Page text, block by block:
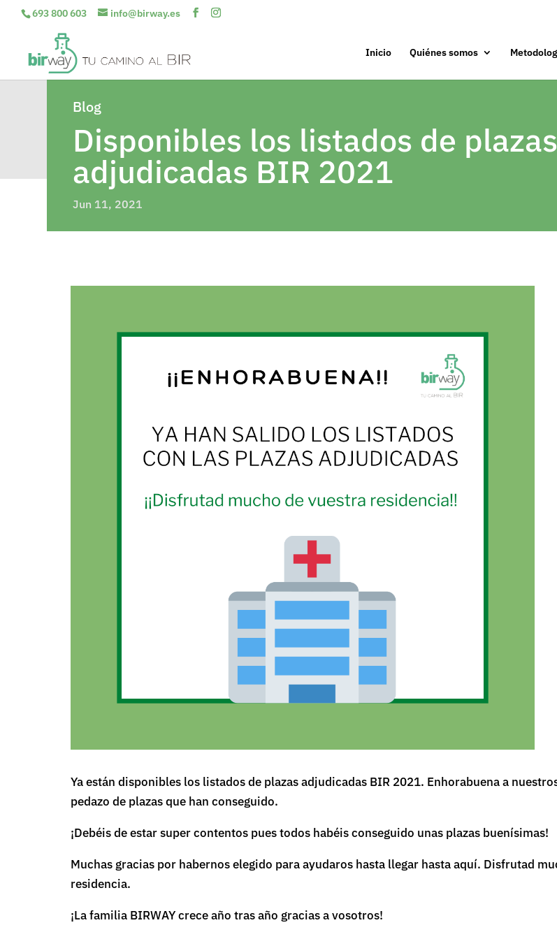
693 800 603 info@birway.es
Inicio Quiénes somos
Blog
Disponibles los listados de plazas
adjudicadas BIR 2021
Jun 11, 2021
Ya están disponibles los listados de plazas adjudicadas BIR 2021. Enhorabuena a
pedazo de plazas que han conseguido.
¡Debéis de estar super contentos pues todos habéis conseguido unas plazas buenísimas!
Muchas gracias por habernos elegido para ayudaros hasta llegar hasta aquí. Disfrutad
residencia.
¡La familia BIRWAY crece año tras año gracias a vosotros!